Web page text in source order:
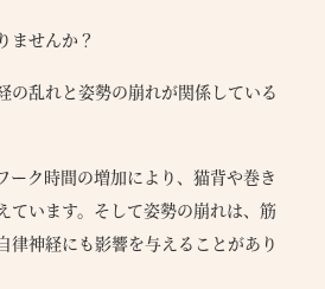
ませんか？
の乱れと姿勢の崩れが関係している
ーク時間の増加により、猫背や巻き
ています。そして姿勢の崩れは、筋
律神経にも影響を与えることがあり